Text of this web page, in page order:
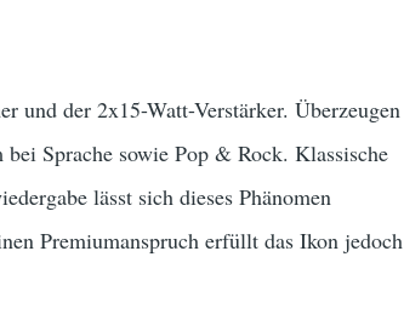
und der 2x15-Watt-Verstärker. Überzeugen
Sprache sowie Pop & Rock. Klassische
lässt sich dieses Phänomen
Premiumanspruch erfüllt das Ikon jedoch